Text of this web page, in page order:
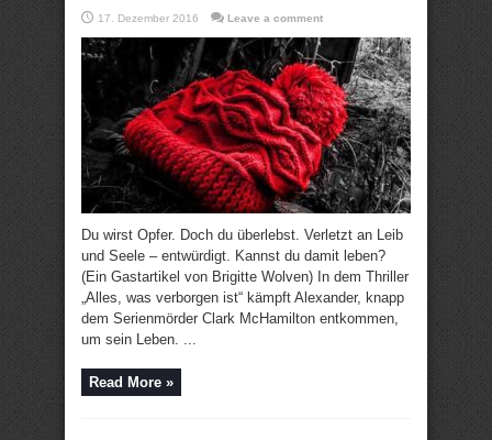
17. Dezember 2016 Leave a comment
Du wirst Opfer. Doch du überlebst. Verletzt an Leib
und Seele – entwürdigt. Kannst du damit leben?
(Ein Gastartikel von Brigitte Wolven) In dem Thriller
„Alles, was verborgen ist“ kämpft Alexander, knapp
dem Serienmörder Clark McHamilton entkommen,
um sein Leben. ...
Read More »